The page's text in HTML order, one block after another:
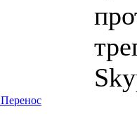
Перенос